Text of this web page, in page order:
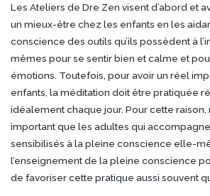
Les Ateliers de Dre Zen visent d’abord et
un mieux-être chez les enfants en les
conscience des outils qu’ils possèdent à
mêmes pour se sentir bien et calme et
émotions. Toutefois, pour avoir un réel
enfants, la méditation doit être pratiquée
idéalement chaque jour. Pour cette raison,
important que les adultes qui
sensibilisés à la pleine conscience elle-
l’enseignement de la pleine conscience
de favoriser cette pratique aussi souvent